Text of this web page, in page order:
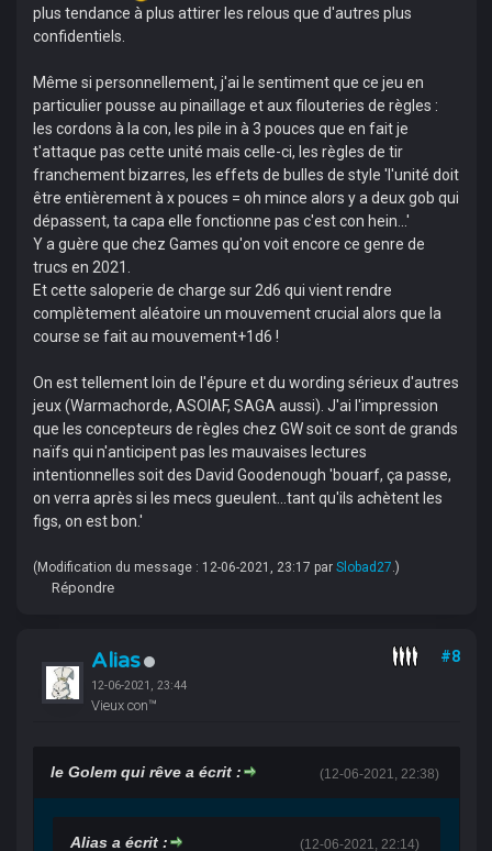
plus tendance à plus attirer les relous que d'autres plus
confidentiels.
Même si personnellement, j'ai le sentiment que ce jeu en
particulier pousse au pinaillage et aux filouteries de règles :
les cordons à la con, les pile in à 3 pouces que en fait je
t'attaque pas cette unité mais celle-ci, les règles de tir
franchement bizarres, les effets de bulles de style 'l'unité doit
être entièrement à x pouces = oh mince alors y a deux gob qui
dépassent, ta capa elle fonctionne pas c'est con hein...'
Y a guère que chez Games qu'on voit encore ce genre de
trucs en 2021.
Et cette saloperie de charge sur 2d6 qui vient rendre
complètement aléatoire un mouvement crucial alors que la
course se fait au mouvement+1d6 !
On est tellement loin de l'épure et du wording sérieux d'autres
jeux (Warmachorde, ASOIAF, SAGA aussi). J'ai l'impression
que les concepteurs de règles chez GW soit ce sont de grands
naïfs qui n'anticipent pas les mauvaises lectures
intentionnelles soit des David Goodenough 'bouarf, ça passe,
on verra après si les mecs gueulent...tant qu'ils achètent les
figs, on est bon.'
(Modification du message : 12-06-2021, 23:17 par Slobad27.)
Répondre
Alias
12-06-2021, 23:44
Vieux con™
#8
(12-06-2021, 22:38)
le Golem qui rêve a écrit :
(12-06-2021, 22:14)
Alias a écrit :